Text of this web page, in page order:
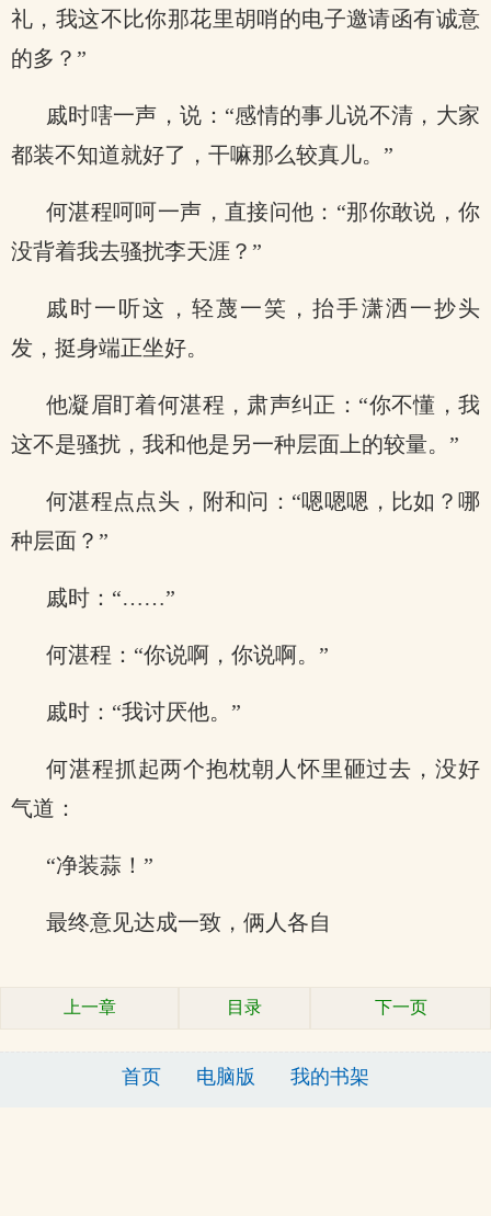
礼，我这不比你那花里胡哨的电子邀请函有诚意
的多？”
戚时嗐一声，说：“感情的事儿说不清，大家
都装不知道就好了，干嘛那么较真儿。”
何湛程呵呵一声，直接问他：“那你敢说，你
没背着我去骚扰李天涯？”
戚时一听这，轻蔑一笑，抬手潇洒一抄头
发，挺身端正坐好。
他凝眉盯着何湛程，肃声纠正：“你不懂，我
这不是骚扰，我和他是另一种层面上的较量。”
何湛程点点头，附和问：“嗯嗯嗯，比如？哪
种层面？”
戚时：“……”
何湛程：“你说啊，你说啊。”
戚时：“我讨厌他。”
何湛程抓起两个抱枕朝人怀里砸过去，没好
气道：
“净装蒜！”
最终意见达成一致，俩人各自
上一章 目录 下一页
首页 电脑版 我的书架